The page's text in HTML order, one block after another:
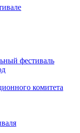
фестиваль
комитета